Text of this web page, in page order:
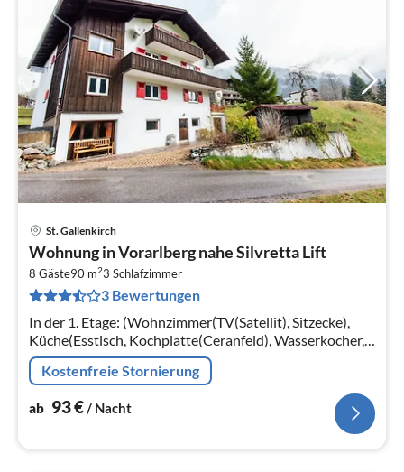
St. Gallenkirch
Wohnung in Vorarlberg nahe Silvretta Lift
8 Gäste90 m23 Schlafzimmer
3 Bewertungen
In der 1. Etage: (Wohnzimmer(TV(Satellit), Sitzecke),
Küche(Esstisch, Kochplatte(Ceranfeld), Wasserkocher,
Kaffeemaschine(pads)
Kostenfreie Stornierung
ab 93€/ Nacht